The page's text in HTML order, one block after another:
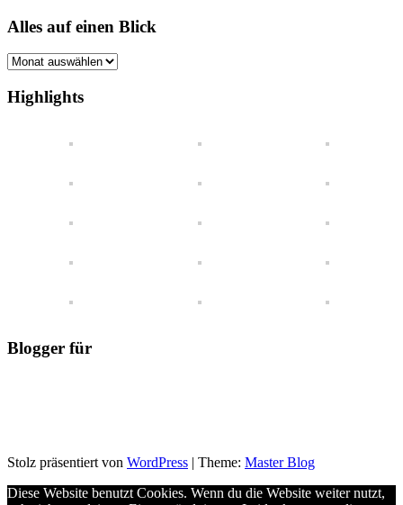
Alles auf einen Blick
Alles
einen
Blick
Highlights
Blogger für
Stolz präsentiert von WordPress | Theme: Master Blog
Diese Website benutzt Cookies. Wenn du die Website weiter nutzt,